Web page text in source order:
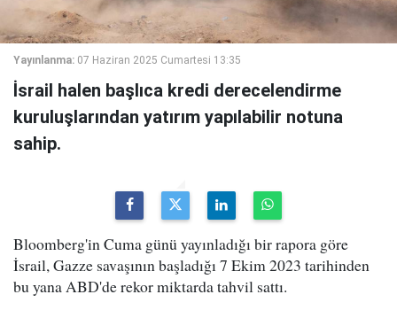
Yayınlanma: 07 Haziran 2025 Cumartesi 13:35
İsrail halen başlıca kredi derecelendirme
kuruluşlarından yatırım yapılabilir notuna
sahip.
Bloomberg'in Cuma günü yayınladığı bir rapora göre
İsrail, Gazze savaşının başladığı 7 Ekim 2023 tarihinden
bu yana ABD'de rekor miktarda tahvil sattı.